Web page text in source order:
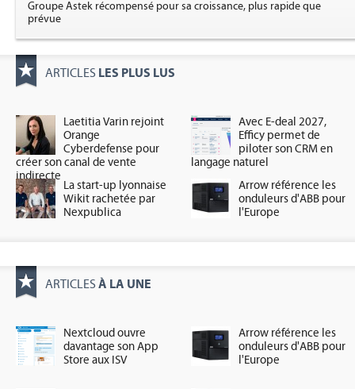
Groupe Astek récompensé pour sa croissance, plus rapide que
prévue
ARTICLES LES PLUS LUS
Laetitia Varin rejoint
Orange
Cyberdefense pour
créer son canal de vente
indirecte
Avec E-deal 2027,
Efficy permet de
piloter son CRM en
langage naturel
La start-up lyonnaise
Wikit rachetée par
Nexpublica
Arrow référence les
onduleurs d'ABB pour
l'Europe
ARTICLES À LA UNE
Nextcloud ouvre
davantage son App
Store aux ISV
Arrow référence les
onduleurs d'ABB pour
l'Europe